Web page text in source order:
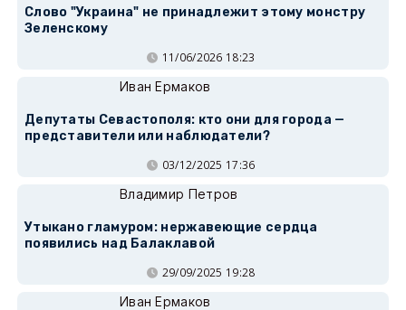
Слово "Украина" не принадлежит этому монстру
Зеленскому
11/06/2026 18:23
Иван Ермаков
Депутаты Севастополя: кто они для города —
представители или наблюдатели?
03/12/2025 17:36
Владимир Петров
Утыкано гламуром: нержавеющие сердца
появились над Балаклавой
29/09/2025 19:28
Иван Ермаков